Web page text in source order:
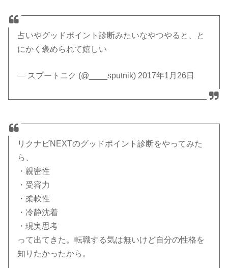
占いやグッドポイント診断みたいなやつやると、と
にかく褒められて嬉しい
— スプートニク (@____sputnik) 2017年1月26日
リクナビNEXTのグッドポイント診断をやってみた
ら、
・親密性
・受容力
・柔軟性
・冷静沈着
・現実思考
って出てきた。転職する気は無いけど自分の性格を
知りたかったから。